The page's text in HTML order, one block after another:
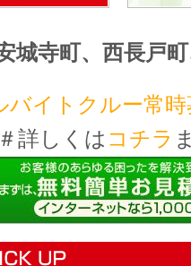
町、西長戸町、
バイトクルー常時
＃詳しくは コチラ